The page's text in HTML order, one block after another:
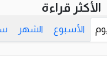
الأكثر قراءة
الأسبوع الشهر